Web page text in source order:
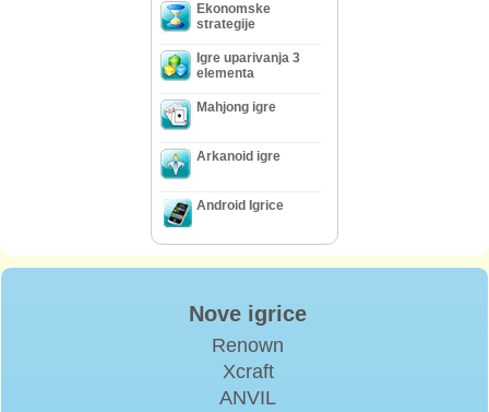
Ekonomske
strategije
Igre uparivanja 3
elementa
Mahjong igre
Arkanoid igre
Android Igrice
Nove igrice
Renown
Xcraft
ANVIL